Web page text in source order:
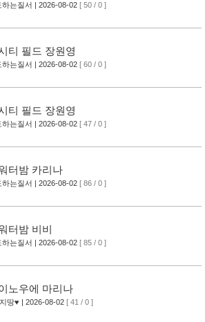
하는질서 | 2026-08-02 [ 50 / 0 ]
티 필드 장원영
하는질서 | 2026-08-02 [ 60 / 0 ]
티 필드 장원영
하는질서 | 2026-08-02 [ 47 / 0 ]
터밤 카리나
하는질서 | 2026-08-02 [ 86 / 0 ]
터밤 비비
하는질서 | 2026-08-02 [ 85 / 0 ]
노우에 마리나
땅♥ | 2026-08-02 [ 41 / 0 ]